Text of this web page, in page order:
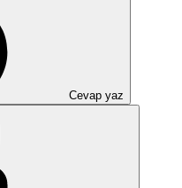
Cevap yaz